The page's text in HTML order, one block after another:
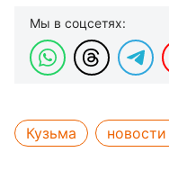
Мы в соцсетях:
Кузьма